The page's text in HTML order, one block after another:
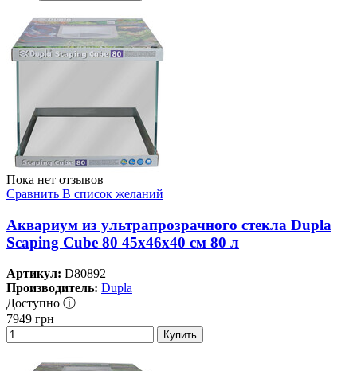
Пока нет отзывов
Сравнить В список желаний
Аквариум из ультрапрозрачного стекла Dupla
Scaping Cube 80 45x46x40 см 80 л
Артикул: D80892
Производитель: Dupla
Доступно ⓘ
7949 грн
Купить